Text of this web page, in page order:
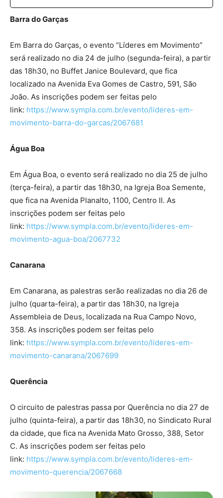
Barra do Garças
Em Barra do Garças, o evento “Líderes em Movimento”
será realizado no dia 24 de julho (segunda-feira), a partir
das 18h30, no Buffet Janice Boulevard, que fica
localizado na Avenida Eva Gomes de Castro, 591, São
João. As inscrições podem ser feitas pelo
link: https://www.sympla.com.br/evento/lideres-em-
movimento-barra-do-garcas/2067681
Água Boa
Em Água Boa, o evento será realizado no dia 25 de julho
(terça-feira), a partir das 18h30, na Igreja Boa Semente,
que fica na Avenida Planalto, 1100, Centro II. As
inscrições podem ser feitas pelo
link: https://www.sympla.com.br/evento/lideres-em-
movimento-agua-boa/2067732
Canarana
Em Canarana, as palestras serão realizadas no dia 26 de
julho (quarta-feira), a partir das 18h30, na Igreja
Assembleia de Deus, localizada na Rua Campo Novo,
358. As inscrições podem ser feitas pelo
link: https://www.sympla.com.br/evento/lideres-em-
movimento-canarana/2067699
Querência
O circuito de palestras passa por Querência no dia 27 de
julho (quinta-feira), a partir das 18h30, no Sindicato Rural
da cidade, que fica na Avenida Mato Grosso, 388, Setor
C. As inscrições podem ser feitas pelo
link: https://www.sympla.com.br/evento/lideres-em-
movimento-querencia/2067668